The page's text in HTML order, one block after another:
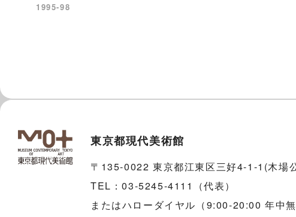
1995-98
東京都現代美術館
〒135-0022 東京都江東区三好4-1-1(木場
TEL：03-5245-4111（代表）
またはハローダイヤル（9:00-20:00 年中無